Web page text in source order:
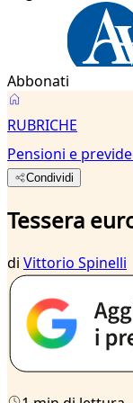
Abbonati
RUBRICHE
Pensioni e
Condividi
Tessera
di Vittorio Spinelli